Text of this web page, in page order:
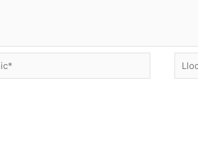
Lloc
web